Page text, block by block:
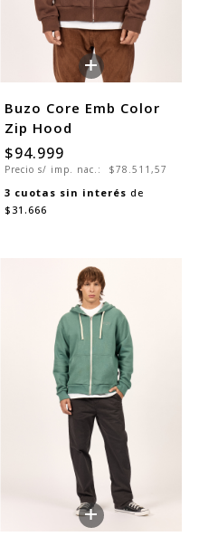
+
Buzo Core Emb Color
Zip Hood
$94.999
Precio s/ imp. nac.: $78.511,57
3 cuotas sin interés de
$31.666
+